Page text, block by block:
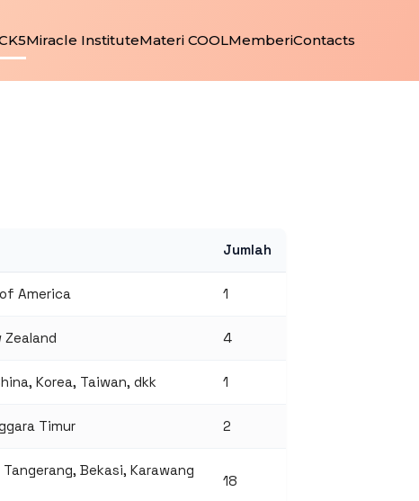
Miracle InstituteMateri COOLMemberiContacts
Jumlah
America 1
Zealand 4
Korea, Taiwan, dkk 1
Timur 2
Bekasi, Karawang
18